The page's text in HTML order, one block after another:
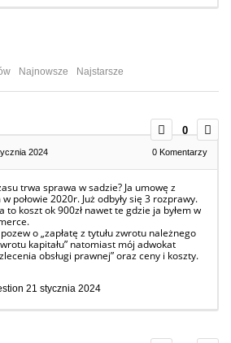
Najnowsze Najstarsze
0
2024 0 Komentarzy
trwa sprawa w sadzie? Ja umowę z
połowie 2020r. Już odbyły się 3 rozprawy.
to koszt ok 900zł nawet te gdzie ja byłem w
o „zapłatę z tytułu zwrotu należnego
kapitału” natomiast mój adwokat
obsługi prawnej” oraz ceny i koszty.
21 stycznia 2024